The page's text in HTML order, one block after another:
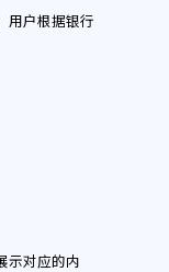
用户根据银行
示对应的内